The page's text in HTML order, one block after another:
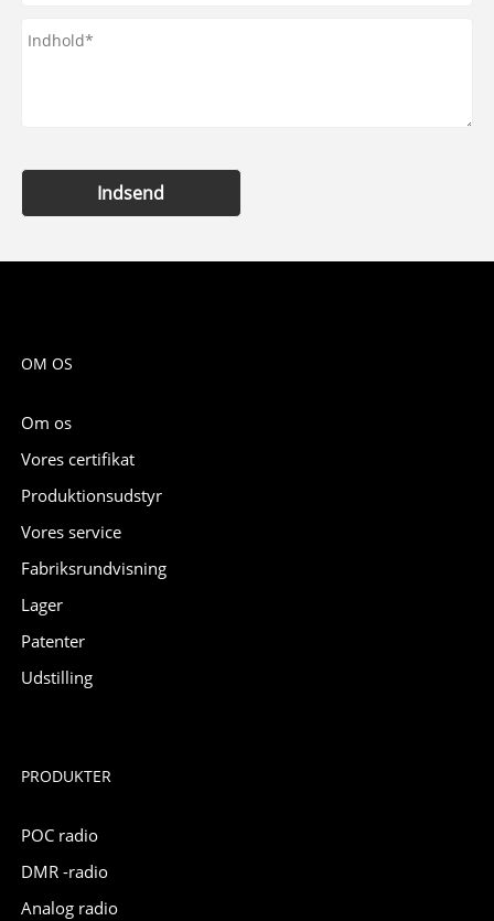
Indsend
OM OS
Om os
Vores certifikat
Produktionsudstyr
Vores service
Fabriksrundvisning
Lager
Patenter
Udstilling
PRODUKTER
POC radio
DMR -radio
Analog radio